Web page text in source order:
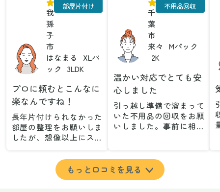
我
孫
子
市
はなまる
XLパ
ック
3LDK
部屋片付け
プロに頼むとこんなに
楽なんですね！
長年片付けられなかった
部屋の整理をお願いしま
したが、想像以上にスム
が集めた物や古い家具が
多く、自分たちだけでは
どうにもならない状態で
千
葉
市
来々
Mパック
2K
不用品回収
温かい対応でとても安
心しました
引っ越し準備で溜まって
いた不用品の回収をお願
いしました。事前に相談
とができました。特に、
古い家具や壊れた家電な
ど、処分が難しいものが
もっと口コミを見る